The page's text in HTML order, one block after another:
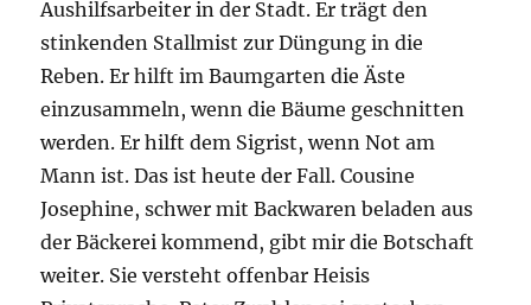
Aushilfsarbeiter in der Stadt. Er trägt den
stinkenden Stallmist zur Düngung in die
Reben. Er hilft im Baumgarten die Äste
einzusammeln, wenn die Bäume geschnitten
werden. Er hilft dem Sigrist, wenn Not am
Mann ist. Das ist heute der Fall. Cousine
Josephine, schwer mit Backwaren beladen aus
der Bäckerei kommend, gibt mir die Botschaft
weiter. Sie versteht offenbar Heisis